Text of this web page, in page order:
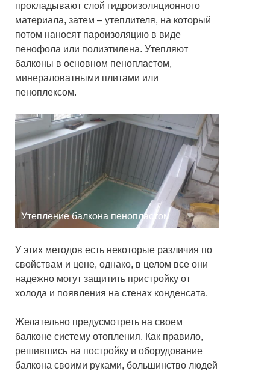
прокладывают слой гидроизоляционного
материала, затем – утеплителя, на который
потом наносят пароизоляцию в виде
пенофола или полиэтилена. Утепляют
балконы в основном пенопластом,
минераловатными плитами или
пеноплексом.
Утепление балкона пенопластом
У этих методов есть некоторые различия по
свойствам и цене, однако, в целом все они
надежно могут защитить пристройку от
холода и появления на стенах конденсата.
Желательно предусмотреть на своем
балконе систему отопления. Как правило,
решившись на постройку и оборудование
балкона своими руками, большинство людей